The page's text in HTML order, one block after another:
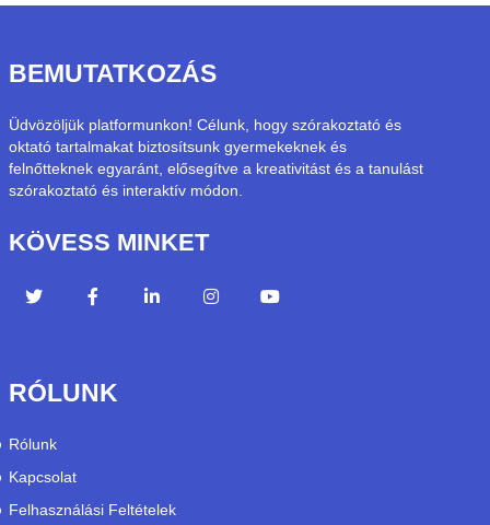
BEMUTATKOZÁS
Üdvözöljük platformunkon! Célunk, hogy szórakoztató és
oktató tartalmakat biztosítsunk gyermekeknek és
felnőtteknek egyaránt, elősegítve a kreativitást és a tanulást
szórakoztató és interaktív módon.
KÖVESS MINKET
RÓLUNK
Rólunk
Kapcsolat
Felhasználási Feltételek